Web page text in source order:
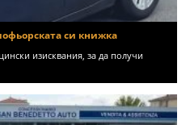
си книжка
изисквания, за да получи